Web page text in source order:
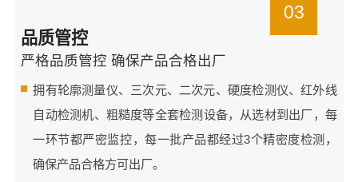
03
品质管控
严格品质管控 确保产品合格出厂
拥有轮廓测量仪、三次元、二次元、硬度检测仪、红外线
自动检测机、粗糙度等全套检测设备，从选材到出厂，每
一环节都严密监控，每一批产品都经过3个精密度检测，
确保产品合格方可出厂。